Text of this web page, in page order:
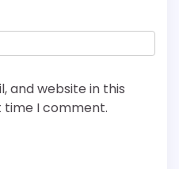
and website in this
I comment.